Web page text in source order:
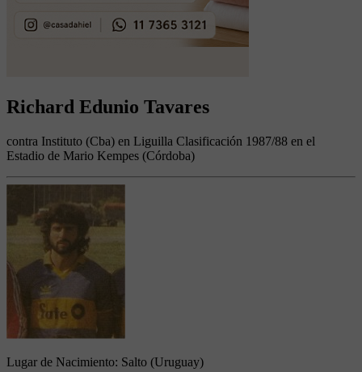
Richard Edunio Tavares
contra Instituto (Cba) en Liguilla Clasificación 1987/88 en el
Estadio de Mario Kempes (Córdoba)
Lugar de Nacimiento: Salto (Uruguay)